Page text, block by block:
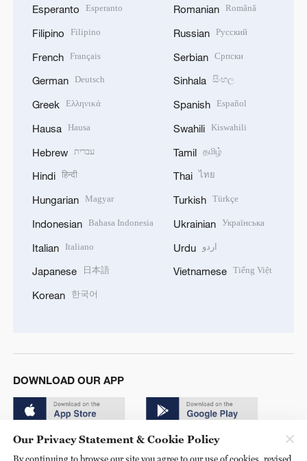
Esperanto Esperanto
Filipino Filipino
French Français
German Deutsch
Greek Ελληνικά
Hausa Hausa
Hebrew עברית
Hindi हिन्दी
Hungarian Magyar
Indonesian Bahasa Indonesia
Italian Italiano
Japanese 日本語
Korean 한국어
Romanian Română
Russian Русский
Serbian Српски
Sinhala සිංහල
Spanish Español
Swahili Kiswahili
Tamil தமிழ்
Thai ไทย
Turkish Türkçe
Ukrainian Українська
Urdu اردو
Vietnamese Tiếng Việt
DOWNLOAD OUR APP
Our Privacy Statement & Cookie Policy
By continuing to browse our site you agree to our use of cookies, revised